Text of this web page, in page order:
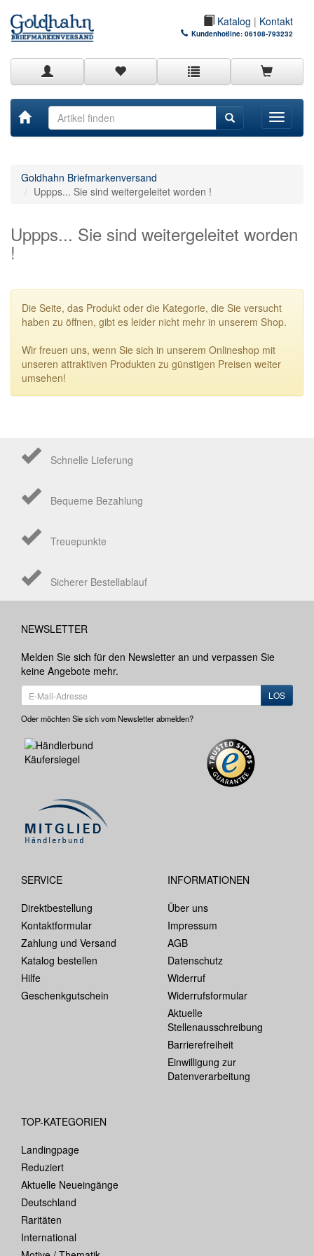
Katalog | Kontakt
Kundenhotline: 06108-793232
Toggle
Goldhahn Briefmarkenversand
Uppps... Sie sind weitergeleitet worden !
Uppps... Sie sind weitergeleitet worden
!
Die Seite, das Produkt oder die Kategorie, die Sie versucht
haben zu öffnen, gibt es leider nicht mehr in unserem Shop.
Wir freuen uns, wenn Sie sich in unserem Onlineshop mit
unseren attraktiven Produkten zu günstigen Preisen weiter
umsehen!
Schnelle Lieferung
Bequeme Bezahlung
Treuepunkte
Sicherer Bestellablauf
NEWSLETTER
Melden Sie sich für den Newsletter an und verpassen Sie
keine Angebote mehr.
LOS
Oder möchten Sie sich vom Newsletter abmelden?
SERVICE
Direktbestellung
Kontaktformular
Zahlung und Versand
Katalog bestellen
Hilfe
Geschenkgutschein
INFORMATIONEN
Über uns
Impressum
AGB
Datenschutz
Widerruf
Widerrufsformular
Aktuelle
Stellenausschreibung
Barrierefreiheit
Einwilligung zur
Datenverarbeitung
TOP-KATEGORIEN
Landingpage
Reduziert
Aktuelle Neueingänge
Deutschland
Raritäten
International